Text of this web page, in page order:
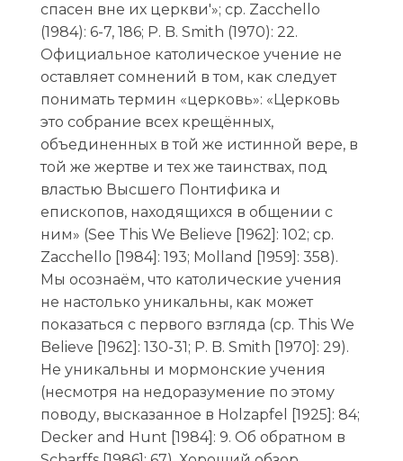
спасен вне их церкви'»; ср. Zacchello
(1984): 6-7, 186; P. B. Smith (1970): 22.
Официальное католическое учение не
оставляет сомнений в том, как следует
понимать термин «церковь»: «Церковь
это собрание всех крещённых,
объединенных в той же истинной вере, в
той же жертве и тех же таинствах, под
властью Высшего Понтифика и
епископов, находящихся в общении с
ним» (See This We Believe [1962]: 102; ср.
Zacchello [1984]: 193; Molland [1959]: 358).
Мы осознаём, что католические учения
не настолько уникальны, как может
показаться с первого взгляда (ср. This We
Believe [1962]: 130-31; P. B. Smith [1970]: 29).
Не уникальны и мормонские учения
(несмотря на недоразумение по этому
поводу, высказанное в Holzapfel [1925]: 84;
Decker and Hunt [1984]: 9. Об обратном в